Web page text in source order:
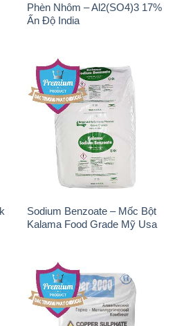
Phèn Nhôm – Al2(SO4)3 17%
Ấn Độ India
Sodium Benzoate – Mốc Bột
Kalama Food Grade Mỹ Usa